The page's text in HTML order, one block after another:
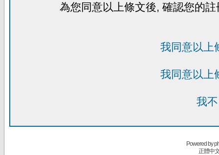
為您同意以上條文後, 確認您的
我同意以上
我同意以上
我
Powered by
正體中